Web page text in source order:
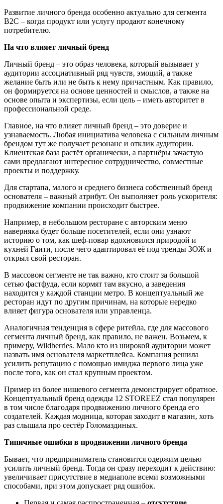
Развитие личного бренда особенно актуально для сегмента
B2С – когда продукт или услугу продают конечному
потребителю.
На что влияет личный бренд
Личный бренд – это образ человека, который вызывает у
аудитории ассоциативный ряд чувств, эмоций, а также
желание быть или не быть к нему причастным. Как правило,
он формируется на основе ценностей и смыслов, а также на
основе опыта и экспертизы, если цель – иметь авторитет в
профессиональной среде.
Главное, на что влияет личный бренд – это доверие и
узнаваемость. Любая инициатива человека с сильным личным
брендом тут же получает резонанс и отклик аудитории.
Клиентская база растёт органически, а партнёры зачастую
сами предлагают интересное сотрудничество, совместные
проекты и поддержку.
Для стартапа, малого и среднего бизнеса собственный бренд
основателя – важный атрибут. Он выполняет роль ускорителя:
продвижение компании происходит быстрее.
Например, в небольшом ресторане с авторским меню
наверняка будет больше посетителей, если они узнают
историю о том, как шеф-повар вдохновился природой и
кухней Гаити, после чего адаптировал её под тренды ЗОЖ и
открыл свой ресторан.
В массовом сегменте не так важно, кто стоит за большой
сетью фастфуда, если кормят там вкусно, а заведения
находится у каждой станции метро. В концептуальный же
ресторан идут по другим причинам, на которые нередко
влияет фигура основателя или управленца.
Аналогичная тенденция в сфере ритейла, где для массового
сегмента личный бренд, как правило, не важен. Возьмем, к
примеру, Wildberries. Мало кто из широкой аудитории может
назвать имя основателя маркетплейса. Компания решила
усилить репутацию с помощью имиджа первого лица уже
после того, как он стал крупным проектом.
Пример из более нишевого сегмента демонстрирует обратное.
Концептуальный бренд одежды 12 STOREEZ стал популярен
в том числе благодаря продвижению личного бренда его
создателей. Каждая модница, которая заходит в магазин, хоть
раз слышала про сестёр Голомаздиных.
Типичные ошибки в продвижении личного бренда
Бывает, что предприниматель становится одержим целью
усилить личный бренд. Тогда он сразу переходит к действию:
увеличивает присутствие в медиаполе всеми возможными
способами, при этом допускает ряд ошибок.